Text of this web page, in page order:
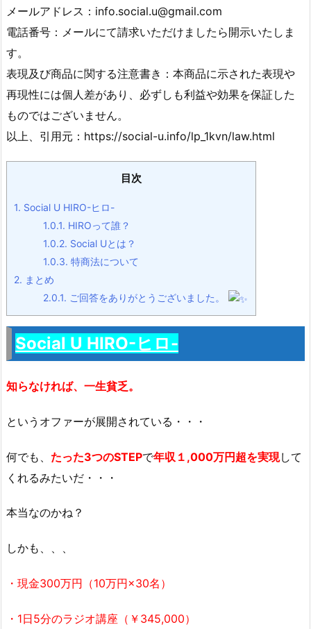
メールアドレス：info.social.u@gmail.com
電話番号：メールにて請求いただけましたら開示いたしま
す。
表現及び商品に関する注意書き：本商品に示された表現や
再現性には個人差があり、必ずしも利益や効果を保証した
ものではございません。
以上、引用元：https://social-u.info/lp_1kvn/law.html
目次
1. Social U HIRO-ヒロ-
1.0.1. HIROって誰？
1.0.2. Social Uとは？
1.0.3. 特商法について
2. まとめ
2.0.1. ご回答をありがとうございました。
Social U HIRO-ヒロ-
知らなければ、一生貧乏。
というオファーが展開されている・・・
何でも、 たった3つのSTEPで年収１,000万円超を実現して
くれるみたいだ・・・
本当なのかね？
しかも、、、
・現金300万円（10万円×30名）
・1日5分のラジオ講座（￥345,000）